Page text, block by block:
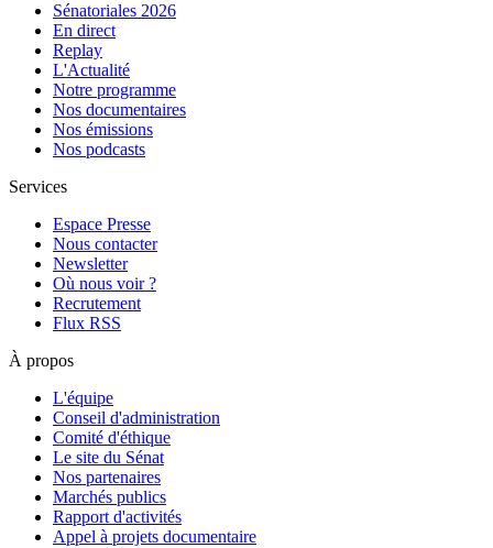
Sénatoriales 2026
En direct
Replay
L'Actualité
Notre programme
Nos documentaires
Nos émissions
Nos podcasts
Services
Espace Presse
Nous contacter
Newsletter
Où nous voir ?
Recrutement
Flux RSS
À propos
L'équipe
Conseil d'administration
Comité d'éthique
Le site du Sénat
Nos partenaires
Marchés publics
Rapport d'activités
Appel à projets documentaire